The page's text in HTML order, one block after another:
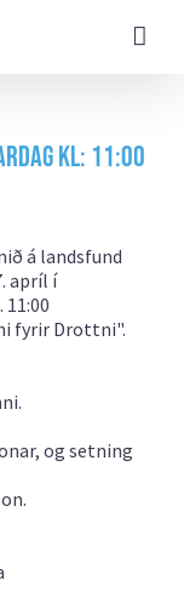
kl: 11:00
á landsfund
apríl í
fyrir Drottni".
og setning